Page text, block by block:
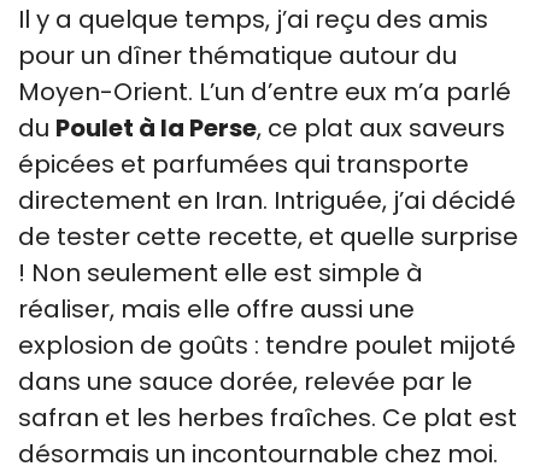
Il y a quelque temps, j’ai reçu des amis
pour un dîner thématique autour du
Moyen-Orient. L’un d’entre eux m’a parlé
du Poulet à la Perse, ce plat aux saveurs
épicées et parfumées qui transporte
directement en Iran. Intriguée, j’ai décidé
de tester cette recette, et quelle surprise
! Non seulement elle est simple à
réaliser, mais elle offre aussi une
explosion de goûts : tendre poulet mijoté
dans une sauce dorée, relevée par le
safran et les herbes fraîches. Ce plat est
désormais un incontournable chez moi.